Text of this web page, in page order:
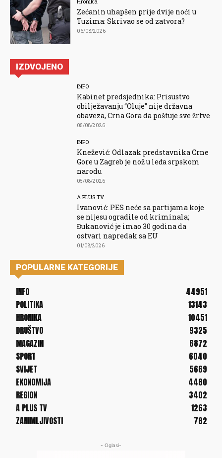
Zećanin uhapšen prije dvije noći u
Tuzima: Skrivao se od zatvora?
06/08/2026
IZDVOJENO
INFO
Kabinet predsjednika: Prisustvo
obilježavanju “Oluje” nije državna
obaveza, Crna Gora da poštuje sve žrtve
05/08/2026
INFO
Knežević: Odlazak predstavnika Crne
Gore u Zagreb je nož u leđa srpskom
narodu
05/08/2026
A PLUS TV
Ivanović: PES neće sa partijama koje
se nijesu ogradile od kriminala;
Đukanović je imao 30 godina da
ostvari napredak sa EU
01/08/2026
POPULARNE KATEGORIJE
INFO
44951
POLITIKA
13143
HRONIKA
10451
DRUŠTVO
9325
MAGAZIN
6872
SPORT
6040
SVIJET
5669
EKONOMIJA
4480
REGION
3402
A PLUS TV
1263
ZANIMLJIVOSTI
782
- Oglasi-